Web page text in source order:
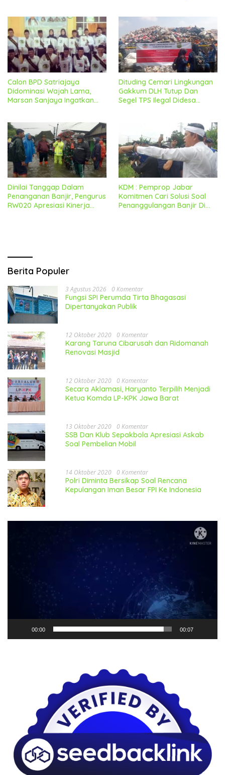
Calon BPD Satriajaya
Didominasi Wajah Lama,
Marsan Sanjaya Ingatkan
Dituding Cemari Lingkungan
Gakkum DLH Tutup Dan
Segel TPS Ilegal Didesa
Dinilai Tanggap Dalam
Penanganan Banjir, Pengurus
RW020 Apresiasi Kinerja
KDM : Pemprop Jabar
Komitmen Cari Solusi Soal
Penanggulangan Banjir Di
Berita Populer
3 Agustus 2026 0 Komentar
Fungsi SPI Perumda Tirta Bhagasasi
Dipertanyakan Publik
12 Oktober 2020 0 Komentar
Karang Taruna Cibarusah dan Ridomanah
Renovasi Masjid
12 Oktober 2020 0 Komentar
Secara Aklamasi, Haryanto Terpilih Menjadi
Ketua Komda LP-KPK Jawa Barat
13 Oktober 2020 0 Komentar
SSB Dan Klub Sepakbola Apresiasi Askab
Soal Pembelian Mobil
14 Oktober 2020 0 Komentar
Polri Diminta Bersikap Soal Rencana
Kepulangan Iman Besar FPI Ke Indonesia
00:00 00:07